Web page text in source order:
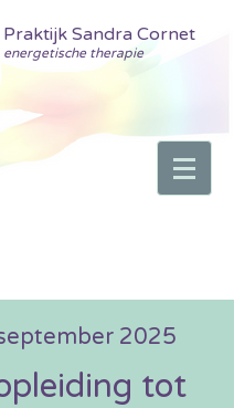
Praktijk Sandra Cornet
energetische therapie
2025
tot